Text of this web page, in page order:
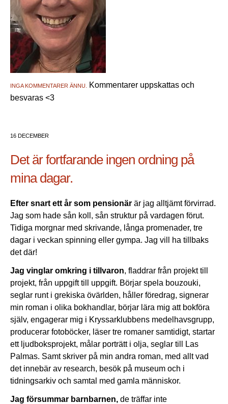
INGA KOMMENTARER ÄNNU.
Kommentarer uppskattas och
besvaras <3
16 DECEMBER
Det är fortfarande ingen ordning på
mina dagar.
Efter snart ett år som pensionär är jag alltjämt förvirrad.
Jag som hade sån koll, sån struktur på vardagen förut.
Tidiga morgnar med skrivande, långa promenader, tre
dagar i veckan spinning eller gympa. Jag vill ha tillbaks
det där!
Jag vinglar omkring i tillvaron, fladdrar från projekt till
projekt, från uppgift till uppgift. Börjar spela bouzouki,
seglar runt i grekiska övärlden, håller föredrag, signerar
min roman i olika bokhandlar, börjar lära mig att bokföra
själv, engagerar mig i Kryssarklubbens medelhavsgrupp,
producerar fotoböcker, läser tre romaner samtidigt, startar
ett ljudboksprojekt, målar porträtt i olja, seglar till Las
Palmas. Samt skriver på min andra roman, med allt vad
det innebär av research, besök på museum och i
tidningsarkiv och samtal med gamla människor.
Jag försummar barnbarnen, de träffar inte